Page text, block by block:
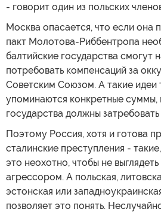
- говорит один из польских
Москва опасается, что если она
пакт Молотова-Риббентропа
балтийские государства смогут
потребовать компенсаций за
Советским Союзом. А такие идеи
упоминаются конкретные суммы,
государства должны
Поэтому Россия, хотя и готова
сталинские преступления -
это неохотно, чтобы не
агрессором. А польская,
эстонская или
позволяет это понять.